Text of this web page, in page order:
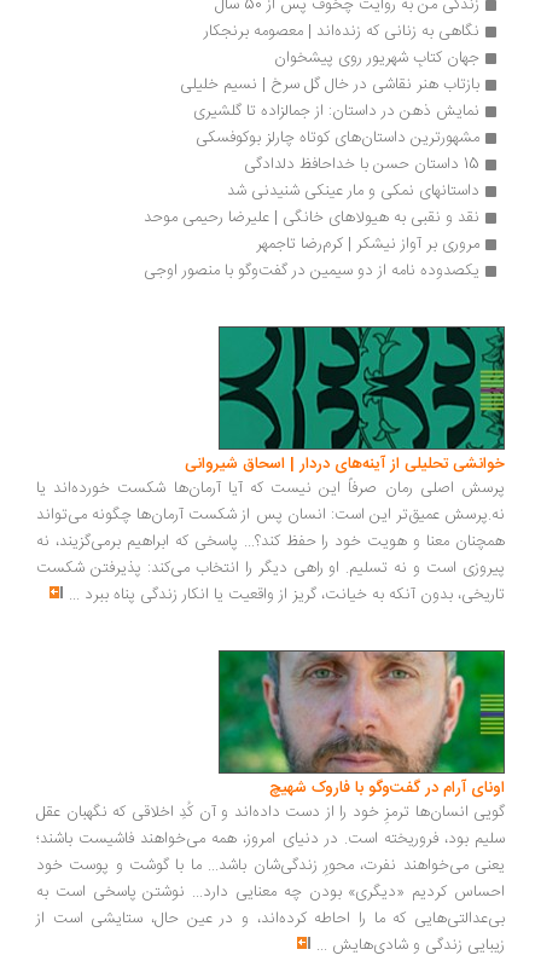
نگاهی به زنانی که زنده‌اند | معصومه برنجکار
جهان کتابِ شهریور روی پیشخوان
بازتاب هنر نقاشی در خال گل سرخ | نسیم خلیلی
نمایش ذهن در داستان: از جمالزاده تا گلشیری
مشهورترین داستان‌های کوتاه چارلز بوکوفسکی
15 داستان حسن با خداحافظ دلدادگی
داستانهای نمکی و مار عینکی شنیدنی شد
نقد و نقبی به هیولاهای خانگی | علیرضا رحیمی موحد
مروری بر آواز نیشکر | کرم‌رضا تاجمهر
یکصدوده نامه از دو سیمین در گفت‌وگو با منصور اوجی
خوانشی تحلیلی از آینه‌های دردار | اسحاق شیروانی
پرسش اصلی رمان صرفاً این نیست که آیا آرمان‌ها شکست خورده‌اند یا
نه.پرسش عمیق‌تر این است: انسان پس از شکست آرمان‌ها چگونه می‌تواند
همچنان معنا و هویت خود را حفظ کند؟... پاسخی که ابراهیم برمی‌گزیند، نه
پیروزی است و نه تسلیم. او راهی دیگر را انتخاب می‌کند: پذیرفتن شکست
تاریخی، بدون آنکه به خیانت، گریز از واقعیت یا انکار زندگی پناه ببرد ...
اونای آرام در گفت‌وگو با فاروک شهیچ‭
گویی انسان‌ها ترمزِ خود را از دست داده‌اند و آن کُدِ اخلاقی که نگهبان عقل
سلیم بود، فروریخته است. در دنیای امروز، همه می‌خواهند فاشیست باشند؛
یعنی می‌خواهند نفرت، محورِ زندگی‌شان باشد... ما با گوشت و پوست خود
احساس کردیم «دیگری» بودن چه معنایی دارد... نوشتن پاسخی است به
بی‌عدالتی‌هایی که ما را احاطه کرده‌اند، و در عین حال، ستایشی است از
زیبایی زندگی و شادی‌هایش ...